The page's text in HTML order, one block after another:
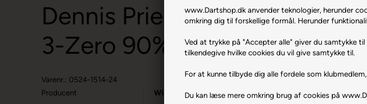
www.Dartshop.dk anvender teknologier, herunder
omkring dig til forskellige formål. Herunder
Ved at trykke på "Accepter alle" giver du samtykke
tilkendegive hvilke cookies du vil give samtykke til.
For at kunne tilbyde dig alle fordele som
Du kan læse mere omkring brug af cookies på
Dennis Priestley Diamond
3-Zero 90% 24 gram.
Varenr.: 0524-1514-24
Producent
Winmau